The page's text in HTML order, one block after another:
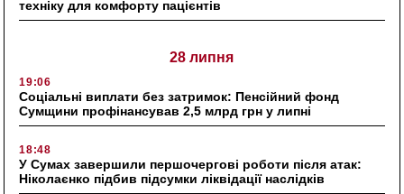
техніку для комфорту пацієнтів
28 липня
19:06
Соціальні виплати без затримок: Пенсійний фонд
Сумщини профінансував 2,5 млрд грн у липні
18:48
У Сумах завершили першочергові роботи після атак:
Ніколаєнко підбив підсумки ліквідації наслідків